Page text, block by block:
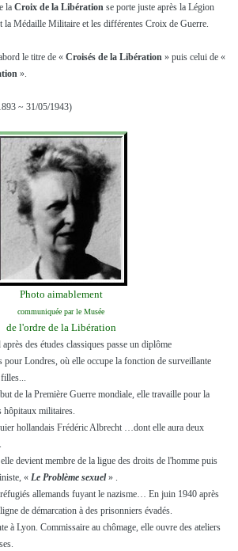
la Croix de la Libération se porte juste après la Légion
la Médaille Militaire et les différentes Croix de Guerre.
le titre de « Croisés de la Libération » puis celui de «
».
~ 31/05/1943)
Photo aimablement
communiquée par le Musée
de l'ordre de la Libération
des études classiques passe un diplôme
Londres, où elle occupe la fonction de surveillante
de la Première Guerre mondiale, elle travaille pour la
militaires.
hollandais Frédéric Albrecht …dont elle aura deux
devient membre de la ligue des droits de l'homme puis
« Le Problème sexuel» .
réfugiés allemands fuyant le nazisme… En juin 1940 après
de démarcation à des prisonniers évadés.
à Lyon. Commissaire au chômage, elle ouvre des ateliers